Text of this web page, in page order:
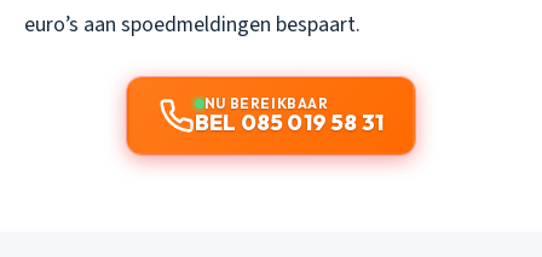
euro’s aan spoedmeldingen bespaart.
NU BEREIKBAAR
BEL 085 019 58 31